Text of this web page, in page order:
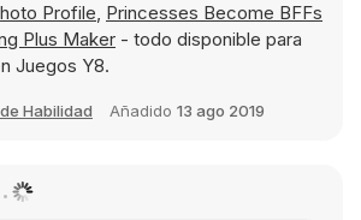
Profile, Princesses Become BFFs
Plus Maker - todo disponible para
Juegos Y8.
Habilidad Añadido 13 ago 2019